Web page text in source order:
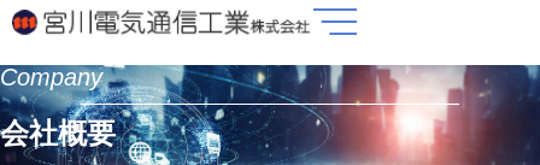
内
を
ス
キ
Company
会社概要